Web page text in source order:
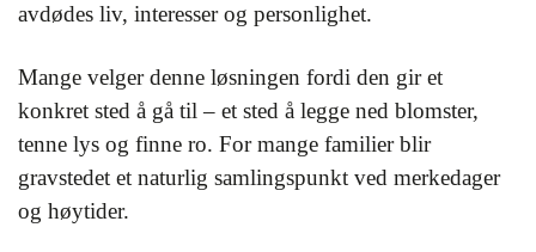
avdødes liv, interesser og personlighet.
Mange velger denne løsningen fordi den gir et
konkret sted å gå til – et sted å legge ned blomster,
tenne lys og finne ro. For mange familier blir
gravstedet et naturlig samlingspunkt ved merkedager
og høytider.